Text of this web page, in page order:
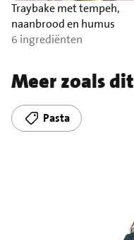
Traybake met tempeh,
naanbrood en humus
6 ingrediënten
Meer zoals dit
Pasta